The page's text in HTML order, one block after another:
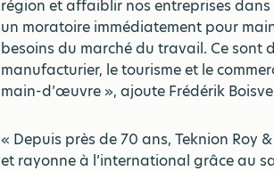
région et affaiblir nos entreprises
un moratoire immédiatement pour
besoins du marché du travail. Ce sont
manufacturier, le tourisme et le
main-d’œuvre », ajoute Frédérik
« Depuis près de 70 ans, Teknion Roy
et rayonne à l’international grâce au